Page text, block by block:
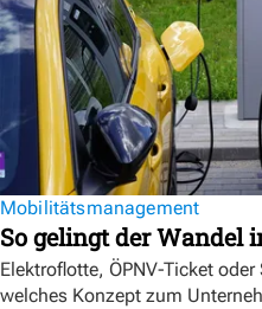
Mobilitätsmanagement
So gelingt der Wandel
Elektroflotte, ÖPNV-Ticket
welches Konzept zum